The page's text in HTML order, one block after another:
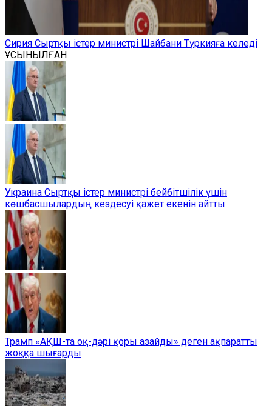
Сирия Сыртқы істер министрі Шайбани Түркияға келеді
ҰСЫНЫЛҒАН
Украина Сыртқы істер министрі бейбітшілік үшін
көшбасшылардың кездесуі қажет екенін айтты
Трамп «АҚШ-та оқ-дәрі қоры азайды» деген ақпаратты
жоққа шығарды